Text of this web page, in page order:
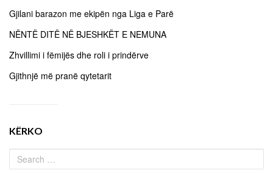
Gjilani barazon me ekipën nga Liga e Parë
NËNTË DITË NË BJESHKËT E NEMUNA
Zhvillimi i fëmijës dhe roli i prindërve
Gjithnjë më pranë qytetarit
KËRKO